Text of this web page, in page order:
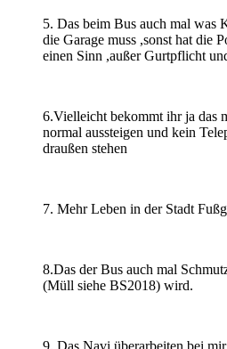
5. Das beim Bus auch mal was
die Garage muss ,sonst hat die
einen Sinn ,außer Gurtpflicht
6.Vielleicht bekommt ihr ja das
normal aussteigen und kein
draußen stehen
7. Mehr Leben in der Stadt
8.Das der Bus auch mal
(Müll siehe BS2018) wird.
9. Das Navi überarbeiten bei